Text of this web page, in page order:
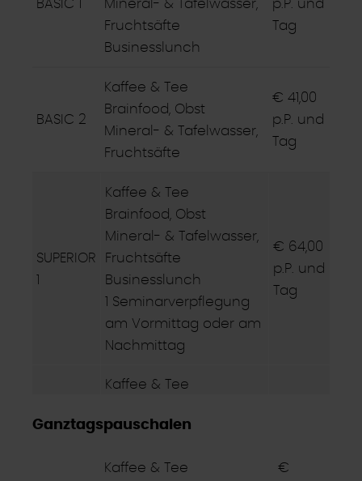
BASIC 1
Mineral- & Tafelwasser,
Fruchtsäfte
Businesslunch
p.P. und
Tag
BASIC 2
Kaffee & Tee
Brainfood, Obst
Mineral- & Tafelwasser,
Fruchtsäfte
€ 41,00
p.P. und
Tag
SUPERIOR
1
Kaffee & Tee
Brainfood, Obst
Mineral- & Tafelwasser,
Fruchtsäfte
Businesslunch
1 Seminarverpflegung
am Vormittag oder am
Nachmittag
€ 64,00
p.P. und
Tag
Kaffee & Tee
Mineral- & Tafelwasser,
1 Seminarverpflegung
Tag
Ganztagspauschalen
Kaffee & Tee
€